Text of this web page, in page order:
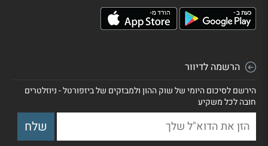
הרשמה לדיוור
הירשם לסיכום היומי של שוק ההון ולמבזקים של ביזפורטל - ניוזלטרים
חובה לכל משקיע